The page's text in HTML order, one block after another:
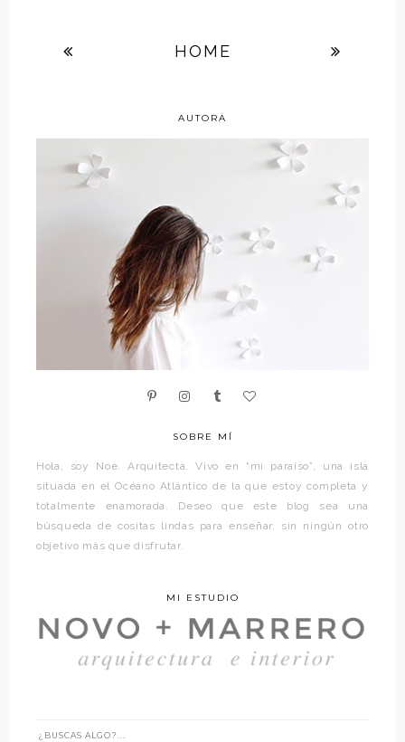
HOME
AUTORA
SOBRE MÍ
Hola, soy Noe. Arquitecta. Vivo en “mi paraíso”, una isla
situada en el Océano Atlántico de la que estoy completa y
totalmente enamorada. Deseo que este blog sea una
búsqueda de cositas lindas para enseñar, sin ningún otro
objetivo más que disfrutar.
MI ESTUDIO